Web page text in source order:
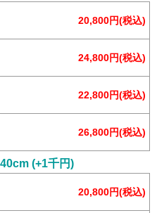
20,800円(税込)
24,800円(税込)
22,800円(税込)
26,800円(税込)
(+1千円)
20,800円(税込)